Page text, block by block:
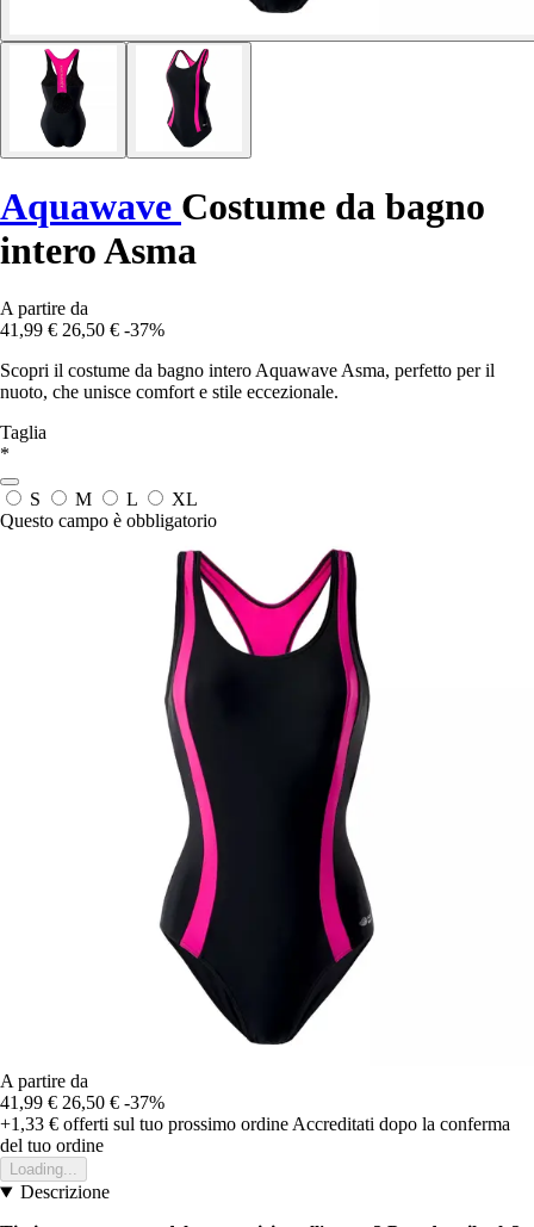
Aquawave Costume da bagno
intero Asma
A partire da
41,99 € 26,50 € -37%
Scopri il costume da bagno intero Aquawave Asma, perfetto per il
nuoto, che unisce comfort e stile eccezionale.
Taglia
*
S M L
XL
Questo campo è obbligatorio
A partire da
41,99 € 26,50 € -37%
+1,33 € offerti sul tuo prossimo ordine Accreditati dopo la conferma
del tuo ordine
Loading...
Descrizione